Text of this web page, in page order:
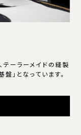
テーラーメイドの縫製
」となっています。